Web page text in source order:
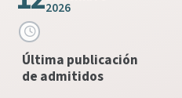
2026
Última publicación
de admitidos